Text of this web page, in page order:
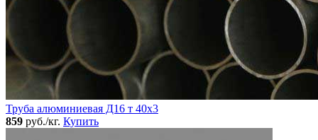
Труба алюминиевая Д16 т 40х3
859 руб./кг. Купить